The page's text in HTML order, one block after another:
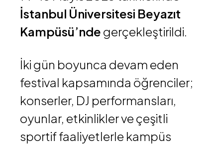
İstanbul Üniversitesi Beyazıt
Kampüsü’nde gerçekleştirildi.
İki gün boyunca devam eden
festival kapsamında öğrenciler;
konserler, DJ performansları,
oyunlar, etkinlikler ve çeşitli
sportif faaliyetlerle kampüs